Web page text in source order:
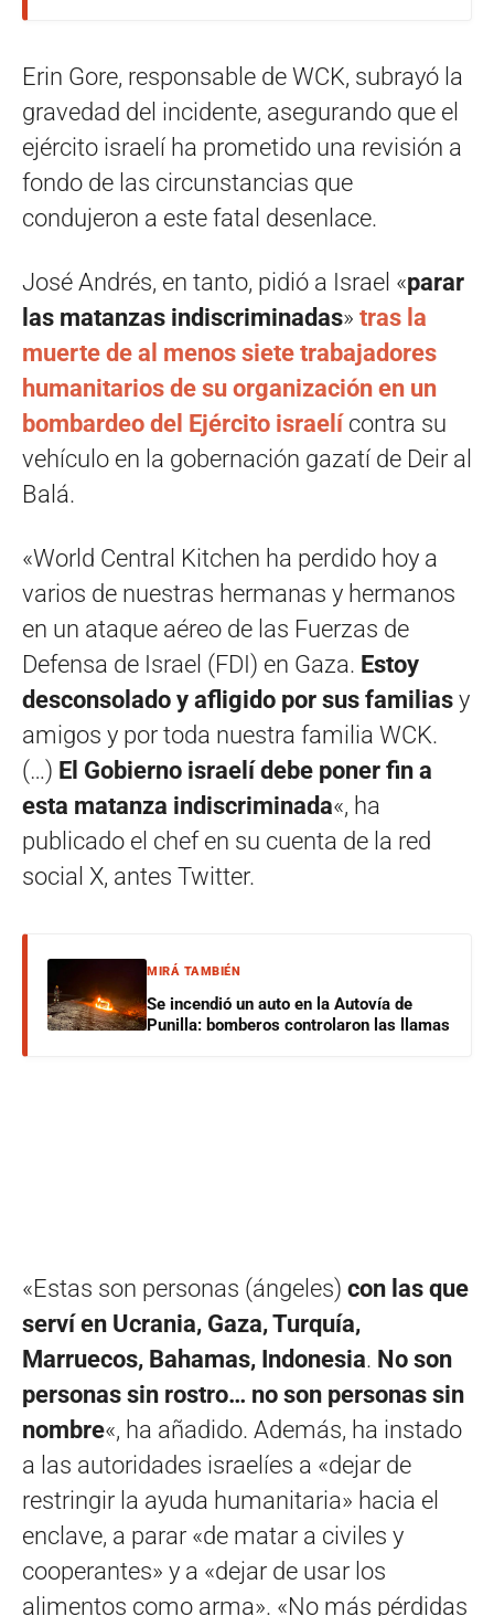
Erin Gore, responsable de WCK, subrayó la
gravedad del incidente, asegurando que el
ejército israelí ha prometido una revisión a
fondo de las circunstancias que
condujeron a este fatal desenlace.
José Andrés, en tanto, pidió a Israel «parar
las matanzas indiscriminadas» tras la
muerte de al menos siete trabajadores
humanitarios de su organización en un
bombardeo del Ejército israelícontra su
vehículo en la gobernación gazatí de Deir al
Balá.
«World Central Kitchen ha perdido hoy a
varios de nuestras hermanas y hermanos
en un ataque aéreo de las Fuerzas de
Defensa de Israel (FDI) en Gaza. Estoy
desconsolado y afligido por sus familias y
amigos y por toda nuestra familia WCK.
(…) El Gobierno israelí debe poner fin a
esta matanza indiscriminada«, ha
publicado el chef en su cuenta de la red
social X, antes Twitter.
MIRÁ TAMBIÉN
Se incendió un auto en la Autovía de
Punilla: bomberos controlaron las llamas
«Estas son personas (ángeles) con las que
serví en Ucrania, Gaza, Turquía,
Marruecos, Bahamas, Indonesia. No son
personas sin rostro… no son personas sin
nombre«, ha añadido. Además, ha instado
a las autoridades israelíes a «dejar de
restringir la ayuda humanitaria» hacia el
enclave, a parar «de matar a civiles y
cooperantes» y a «dejar de usar los
alimentos como arma». «No más pérdidas